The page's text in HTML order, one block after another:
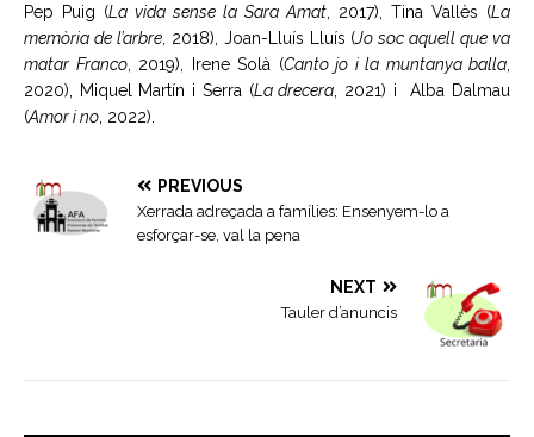
Pep Puig (La vida sense la Sara Amat , 2017), Tina Vallès (La
memòria de l’arbre, 2018), Joan-Lluís Lluís (Jo soc aquell que va
matar Franco, 2019), Irene Solà (Canto jo i la muntanya balla
2020), Miquel Martín i Serra (La drecera , 2021) i Alba Dalmau
(Amor i no , 2022).
PREVIOUS
Xerrada adreçada a famílies: Ensenyem-lo a
esforçar-se, val la pena
NEXT
Tauler d’anuncis